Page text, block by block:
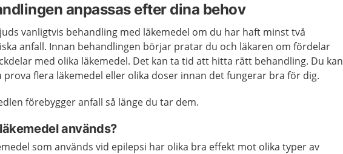
anpassas efter dina behov
vanligtvis behandling med läkemedel om du har haft minst två
anfall. Innan behandlingen börjar pratar du och läkaren om fördelar
med olika läkemedel. Det kan ta tid att hitta rätt behandling. Du kan
prova flera läkemedel eller olika doser innan det fungerar bra för dig.
förebygger anfall så länge du tar dem.
används?
som används vid epilepsi har olika bra effekt mot olika typer av